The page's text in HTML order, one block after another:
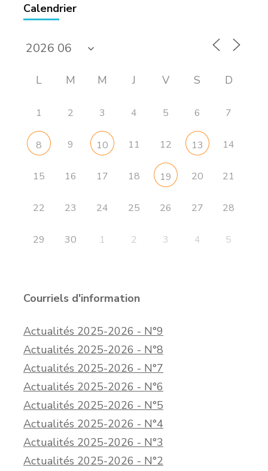
Calendrier
L M M J V S D
1 2 3 4 5 6 7
8 9 10 11 12 13 14
15 16 17 18 19 20 21
22 23 24 25 26 27 28
29 30 1 2 3 4 5
Courriels d'information
Actualités 2025-2026 - N°9
Actualités 2025-2026 - N°8
Actualités 2025-2026 - N°7
Actualités 2025-2026 - N°6
Actualités 2025-2026 - N°5
Actualités 2025-2026 - N°4
Actualités 2025-2026 - N°3
Actualités 2025-2026 - N°2